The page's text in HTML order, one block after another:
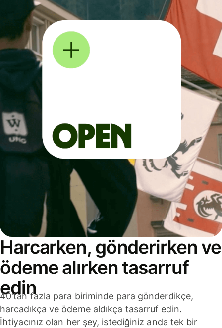
Harcarken, gönderirken ve
ödeme alırken tasarruf
edin
40'tan fazla para biriminde para gönderdikçe,
harcadıkça ve ödeme aldıkça tasarruf edin.
İhtiyacınız olan her şey, istediğiniz anda tek bir